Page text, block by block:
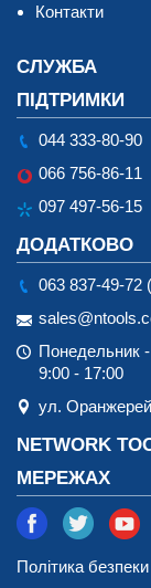
Контакти
СЛУЖБА
ПІДТРИМКИ
044 333-80-90
066 756-86-11
097 497-56-15
ДОДАТКОВО
063 837-49-72
Понедельник
9:00 - 17:00
ул.
NETWORK
МЕРЕЖАХ
Політика безпеки